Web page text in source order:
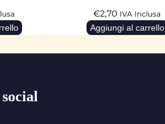
€2,70 IVA Inclusa
Aggiungi al carrello